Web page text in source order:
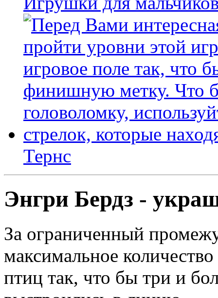
Тернс
Энгри Бердз -
За ограниченный
максимальное
птиц так, что бы три и